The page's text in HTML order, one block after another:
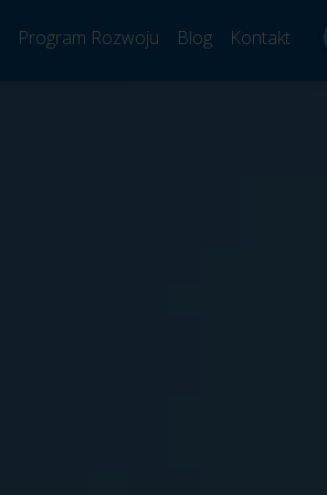
Program Rozwoju Blog Kontakt